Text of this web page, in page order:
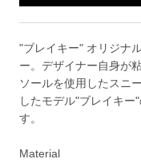
"ブレイキー" オリジナ
ー。デザイナー自身が
ソールを使用したスニ
したモデル"ブレイキ
す。
Material